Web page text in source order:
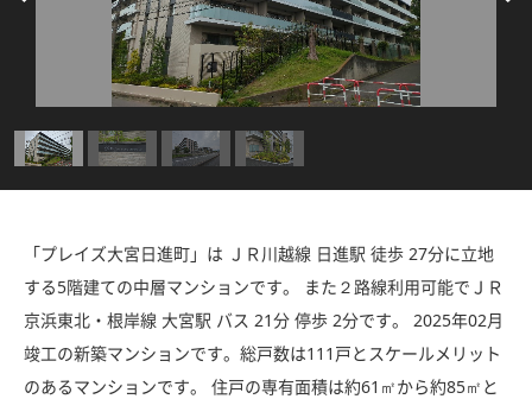
「プレイズ大宮日進町」は ＪＲ川越線 日進駅 徒歩 27分に立地
する5階建ての中層マンションです。 また２路線利用可能でＪＲ
京浜東北・根岸線 大宮駅 バス 21分 停歩 2分です。 2025年02月
竣工の新築マンションです。総戸数は111戸とスケールメリット
のあるマンションです。 住戸の専有面積は約61㎡から約85㎡と